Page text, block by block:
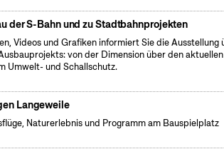
der S-Bahn und zu Stadtbahnprojekten
Videos und Grafiken informiert Sie die Ausstellung
von der Dimension über den aktuellen
Umwelt- und Schallschutz.
Langeweile
Naturerlebnis und Programm am Bauspielplatz